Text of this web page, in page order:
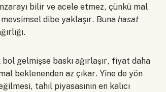
bilir ve acele etmez, çünkü mal
dibe yaklaşır. Buna hasat
gelmişse baskı ağırlaşır, fiyat daha
beklenenden az çıkar. Yine de yön
tahıl piyasasının en kalıcı